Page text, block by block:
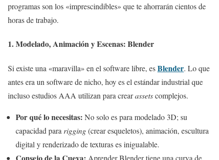
programas son los «imprescindibles» que te ahorrarán cientos de
horas de trabajo.
1. Modelado, Animación y Escenas: Blender
Si existe una «maravilla» en el software libre, esBlender. Lo que
antes era un software de nicho, hoy es el estándar industrial que
incluso estudios AAA utilizan para crearassetscomplejos.
Por qué lo necesitas: No solo es para modelado 3D; su
capacidad para rigging(crear esqueletos), animación, escultura
digital y renderizado de texturas es inigualable.
Consejo de la Cueva: Aprender Blender tiene una curva de